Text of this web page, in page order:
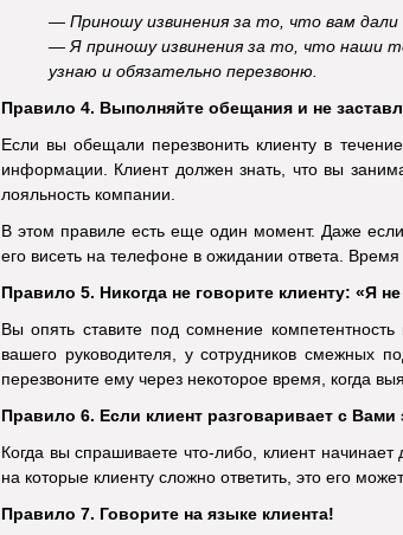
— Приношу извинения за то, что вам
— Я приношу извинения за то, что наши
узнаю и обязательно перезвоню.
Правило 4. Выполняйте обещания и не
Если вы обещали перезвонить клиенту в
информации. Клиент должен знать, что вы
лояльность компании.
В этом правиле есть еще один момент. Даже
его висеть на телефоне в ожидании ответа.
Правило 5. Никогда не говорите клиенту: «Я
Вы опять ставите под сомнение
вашего руководителя, у сотрудников смежных
перезвоните ему через некоторое время, когда
Правило 6. Если клиент разговаривает с
Когда вы спрашиваете что-либо, клиент
на которые клиенту сложно ответить, это его
Правило 7. Говорите на языке клиента!